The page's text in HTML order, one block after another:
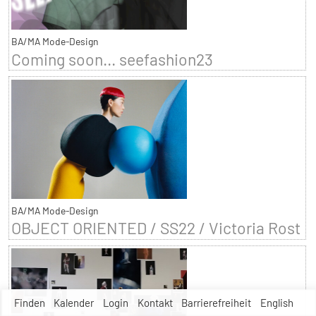
Finden Kalender Login Kontakt Barrierefreiheit English
BA/MA Mode-Design
Coming soon... seefashion23
BA/MA Mode-Design
OBJECT ORIENTED / SS22 / Victoria Rost